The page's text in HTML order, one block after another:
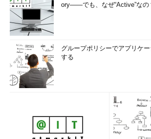
ory――でも、なぜ“Active”なの
グループポリシーでアプリケ
する